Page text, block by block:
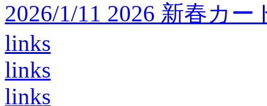
2026/1/11 2026 新春カ
links
links
links